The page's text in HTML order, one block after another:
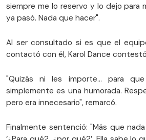
siempre me lo reservo y lo dejo para
ya pasó. Nada que hacer".
Al ser consultado si es que el
contactó con él, Karol Dance
"Quizás ni les importe... para
simplemente es una humorada.
pero era innecesario", remarcó.
Finalmente sentenció: "Más que